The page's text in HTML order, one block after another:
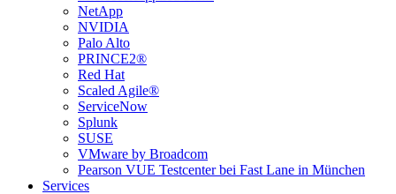
NetApp
NVIDIA
Palo Alto
PRINCE2®
Red Hat
Scaled Agile®
ServiceNow
Splunk
SUSE
VMware by Broadcom
Pearson VUE Testcenter bei Fast Lane in München
Services